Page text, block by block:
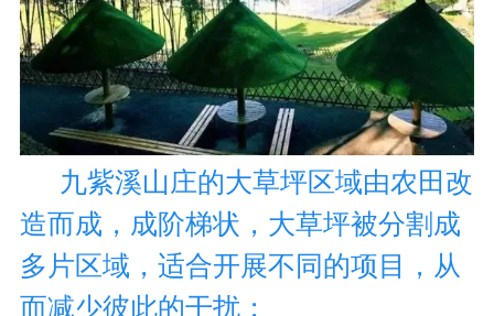
九紫溪山庄的大草坪区域由农田改
造而成，成阶梯状，大草坪被分割成
多片区域，适合开展不同的项目，从
而减少彼此的干扰；